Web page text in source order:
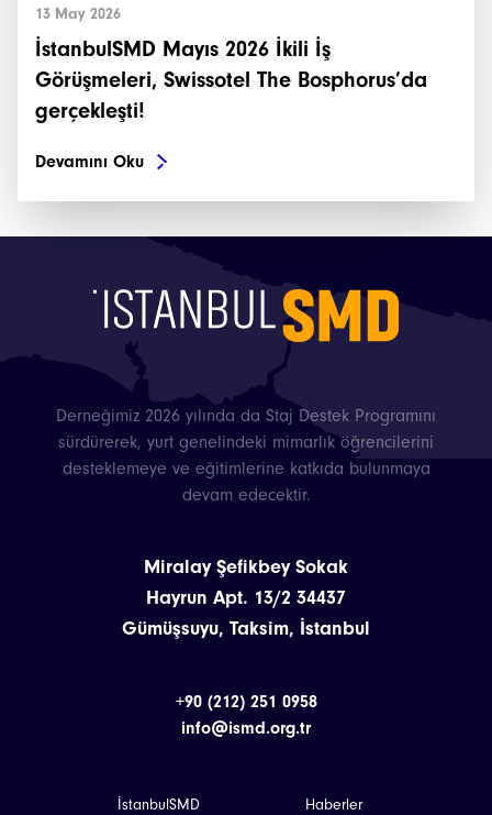
13 May 2026
İstanbulSMD Mayıs 2026 İkili İş
Görüşmeleri, Swissotel The Bosphorus’da
gerçekleşti!
Devamını Oku
Derneğimiz 2026 yılında da Staj Destek Programını
sürdürerek, yurt genelindeki mimarlık öğrencilerini
desteklemeye ve eğitimlerine katkıda bulunmaya
devam edecektir.
Miralay Şefikbey Sokak
Hayrun Apt. 13/2 34437
Gümüşsuyu, Taksim, İstanbul
+90 (212) 251 0958
info@ismd.org.tr
İstanbulSMD Haberler